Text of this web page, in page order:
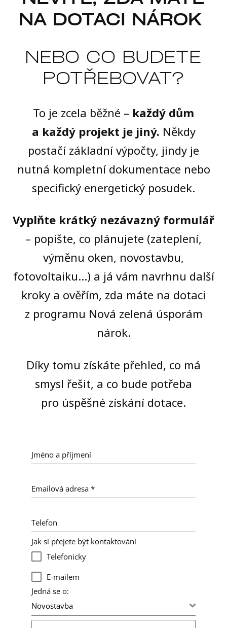
NA DOTACI NÁROK
NEBO CO BUDETE
POTŘEBOVAT?
To je zcela běžné – každý dům
a každý projekt je jiný. Někdy
postačí základní výpočty, jindy je
nutná kompletní dokumentace nebo
specifický energetický posudek.
Vyplňte krátký nezávazný formulář
– popište, co plánujete (zateplení,
výměnu oken, novostavbu,
fotovoltaiku...) a já vám navrhnu další
kroky a ověřím, zda máte na dotaci
z programu Nová zelená úsporám
nárok.
Díky tomu získáte přehled, co má
smysl řešit, a co bude potřeba
pro úspěšné získání dotace.
Jméno a příjmení
Emailová adresa*
Telefon
Jak si přejete být kontaktování
Telefonicky
E-mailem
Jedná se o:
Novostavba